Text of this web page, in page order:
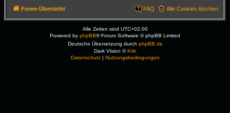
Foren-Übersicht Alle Cookies löschen
FAQ
Alle Zeiten sind UTC+02:00
Powered by phpBB® Forum Software © phpBB Limited
Deutsche Übersetzung durch phpBB.de
Dark Vision ©Kirk
Datenschutz| Nutzungsbedingungen